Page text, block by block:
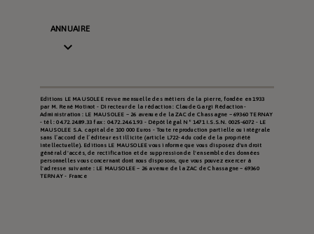
ANNUAIRE

Editions LE MAUSOLEE revue mensuelle des métiers de la pierre, fondée en 1933
par M. René Motinot - Directeur de la rédaction : Claude Gargi Rédaction -
Administration : LE MAUSOLEE – 26 avenue de la ZAC de Chassagne – 69360 TERNAY
- tél : 04.72.24.89.33 fax : 04.72.24.61.93 - Dépôt légal N° 1471 I.S.S.N. 0025-6072 - LE
MAUSOLEE S.A. capital de 100 000 Euros - Toute reproduction partielle ou intégrale
sans l’accord de l’éditeur est illicite (article L722-4 du code de la propriété
intellectuelle). Editions LE MAUSOLEE vous informe que vous disposez d'un droit
général d'accès, de rectification et de suppression de l'ensemble des données
personnelles vous concernant dont nous disposons, que vous pouvez exercer à
l'adresse suivante : LE MAUSOLEE – 26 avenue de la ZAC de Chassagne – 69360
TERNAY - France